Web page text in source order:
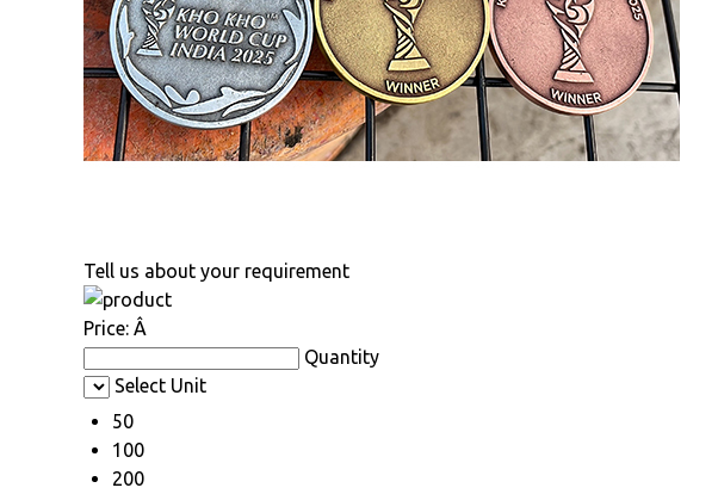
Tell us about your requirement
Price: Â
Quantity
Select Unit
50
100
200